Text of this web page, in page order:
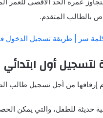
عمره الحد الأقصى للعمر المسموح به
المتقدم.
سر | طريقة تسجيل الدخول
لتسجيل أول
إرفاقها من أجل تسجيل طالب
حديثة للطفل، والتي يمكن